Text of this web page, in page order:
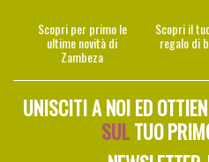
Scopri per primo le
ultime novità di
Zambeza
Scopri il
regalo di
UNISCITI A NOI ED
SULTUO